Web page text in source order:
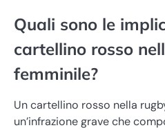
Quali sono le
cartellino rosso
femminile?
Un cartellino rosso nella
un’infrazione grave che